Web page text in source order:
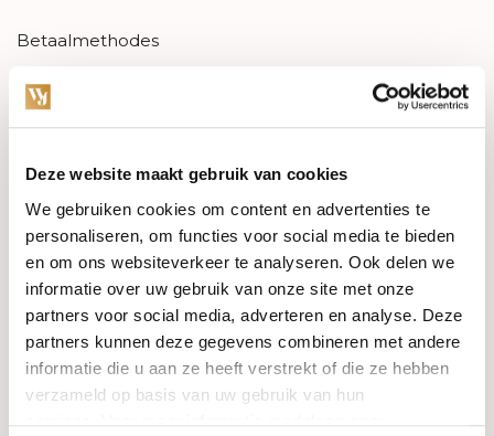
Deze website maakt gebruik van cookies
We gebruiken cookies om content en advertenties te
personaliseren, om functies voor social media te bieden
en om ons websiteverkeer te analyseren. Ook delen we
informatie over uw gebruik van onze site met onze
partners voor social media, adverteren en analyse. Deze
partners kunnen deze gegevens combineren met andere
informatie die u aan ze heeft verstrekt of die ze hebben
verzameld op basis van uw gebruik van hun
Betaalmethodes
Sitemap
Categorieën
Horloges
Juwelen
Trouwringen
PRE-OWNED